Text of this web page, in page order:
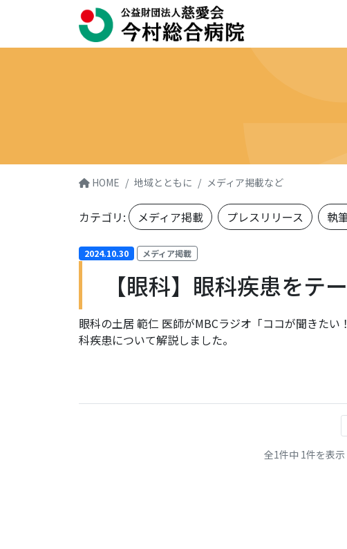
HOME 地域とともに メディア掲載など
カテゴリ: メディア掲載 プレスリリース 執
2024.10.30 メディア掲載
【眼科】眼科疾患をテ
眼科の土居 範仁 医師がMBCラジオ「ココが聞きた
科疾患について解説しました。
全1件中 1件を表示